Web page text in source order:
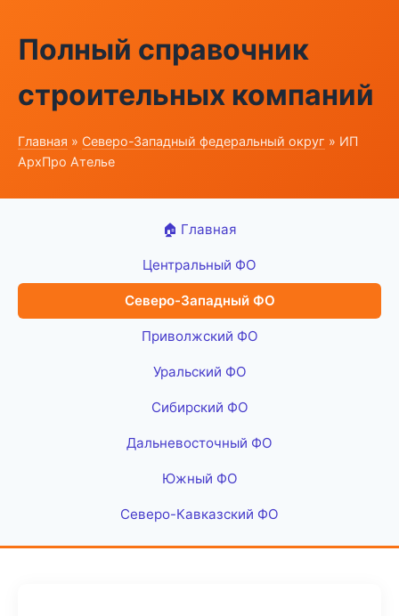
Полный справочник
строительных компаний
Главная » Северо-Западный федеральный округ » ИП
АрхПро Ателье
🏠 Главная
Центральный ФО
Северо-Западный ФО
Приволжский ФО
Уральский ФО
Сибирский ФО
Дальневосточный ФО
Южный ФО
Северо-Кавказский ФО